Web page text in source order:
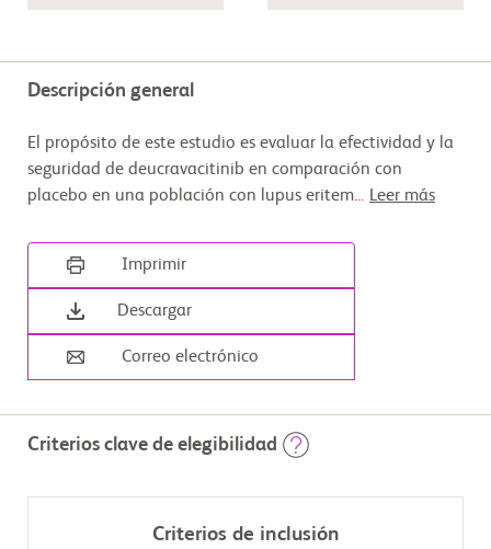
Descripción general
El propósito de este estudio es evaluar la efectividad y la
seguridad de deucravacitinib en comparación con
placebo en una población con lupus eritem... Leer más
Imprimir
Descargar
Correo electrónico
Criterios clave de elegibilidad
Criterios de inclusión